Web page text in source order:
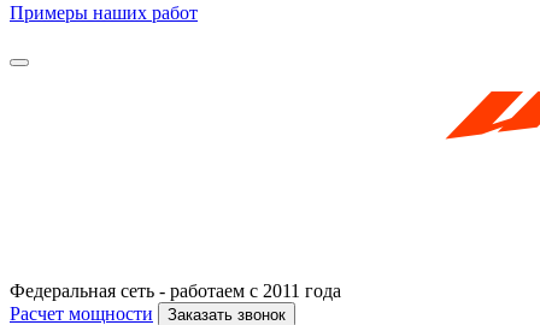
Примеры наших работ
Федеральная сеть - работаем с 2011 года
Расчет мощности
Заказать звонок